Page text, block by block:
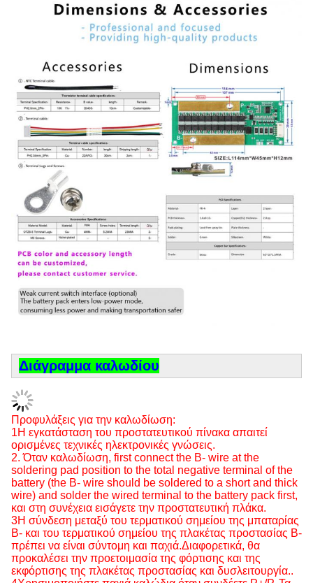
Διάγραμμα καλωδίου
Προφυλάξεις για την καλωδίωση:
1Η εγκατάσταση του προστατευτικού πίνακα απαιτεί
ορισμένες τεχνικές ηλεκτρονικές γνώσεις.
2. Όταν καλωδίωση, first connect the B- wire at the
soldering pad position to the total negative terminal of the
battery (the B- wire should be soldered to a short and thick
wire) and solder the wired terminal to the battery pack first,
και στη συνέχεια εισάγετε την προστατευτική πλάκα.
3Η σύνδεση μεταξύ του τερματικού σημείου της μπαταρίας
Β- και του τερματικού σημείου της πλακέτας προστασίας Β-
πρέπει να είναι σύντομη και παχιά.Διαφορετικά, θα
προκαλέσει την προετοιμασία της φόρτισης και της
εκφόρτισης της πλακέτας προστασίας και δυσλειτουργία..